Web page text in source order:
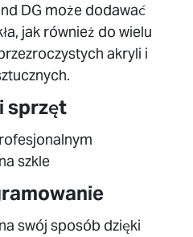
DG może dodawać
jak również do wielu
akryli i
sprzęt
szkle
swój sposób dzięki